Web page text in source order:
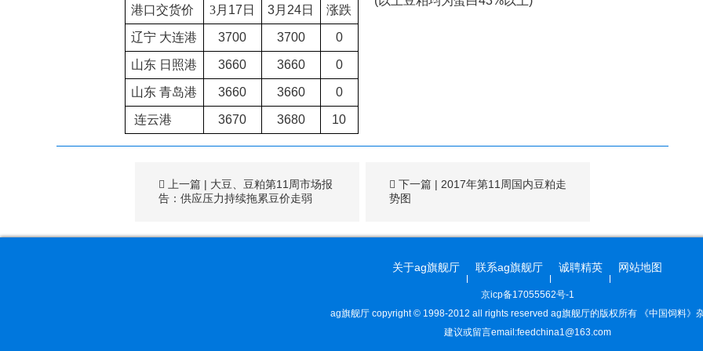
港口交货价 3月 17 日 3月 24日 涨跌
辽宁 大连港 3700 3700 0
山东 日照港 3660 3660 0
山东 青岛港 3660 3660 0
连云港 3670 3680 10
上一篇 | 大豆、豆粕第11周市场报
告：供应压力持续拖累豆价走弱
下一篇 | 2017年第11周国内豆粕走
势图
关于ag旗舰厅 联系ag旗舰厅 诚聘精英 网站地图
京icp备17055562号-1
ag旗舰厅 copyright © 1998-2012 all rights reserved ag旗舰厅的版权所有 《中国饲料》
建议或留言email:feedchina1@163.com